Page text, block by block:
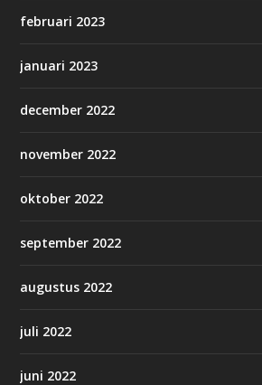
februari 2023
januari 2023
december 2022
november 2022
oktober 2022
september 2022
augustus 2022
juli 2022
juni 2022